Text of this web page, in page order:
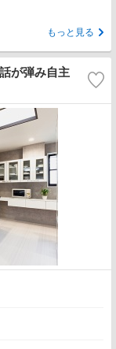
もっと見る
が弾み自主